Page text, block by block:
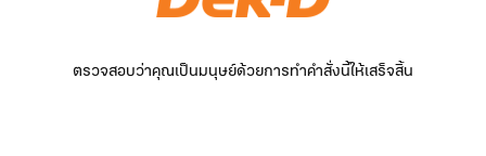
ตรวจสอบว่าคุณเป็นมนุษย์ด้วยการทำคำสั่งนี้ให้เสร็จสิ้น